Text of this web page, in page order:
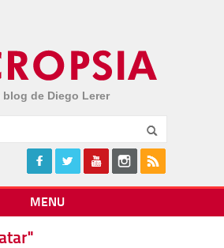
blog de Diego Lerer
MENU